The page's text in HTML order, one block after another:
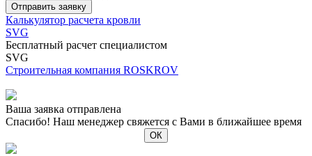
Калькулятор расчета кровли
SVG
Бесплатный расчет специалистом
SVG
Строительная компания ROSKROV
Ваша заявка отправлена
Спасибо! Наш менеджер свяжется с Вами в ближайшее время